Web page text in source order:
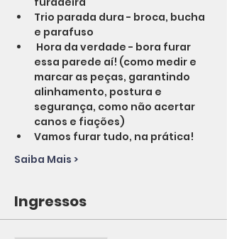
Trio parada dura - broca, bucha
e parafuso
Hora da verdade - bora furar
essa parede aí! (como medir e
marcar as peças, garantindo
alinhamento, postura e
segurança, como não acertar
canos e fiações)
Vamos furar tudo, na prática!
Saiba Mais >
Ingressos